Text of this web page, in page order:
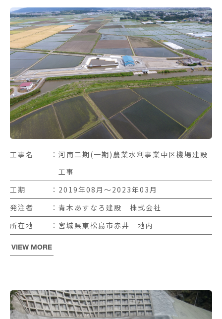
工事名
河南二期(一期)農業水利事業中区機場建設
工事
工期
2019年08月〜2023年03月
発注者
青木あすなろ建設 株式会社
所在地
宮城県東松島市赤井 地内
VIEW MORE